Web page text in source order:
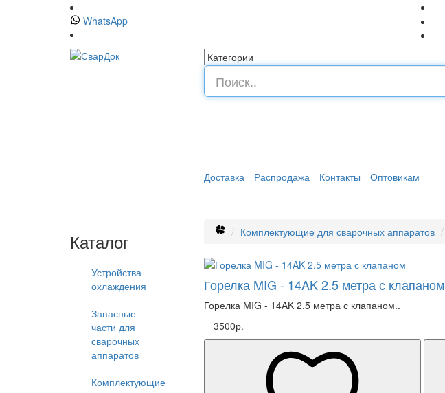
WhatsApp
Доставка
Распродажа Контакты Оптовикам
Каталог
Устройства
охлаждения
Запасные
части для
сварочных
аппаратов
Комплектующие
Комплектующие для сварочных аппаратов
Горелка MIG - 14AK 2.5 метра с клапаном
Горелка MIG - 14AK 2.5 метра с клапаном..
3500р.